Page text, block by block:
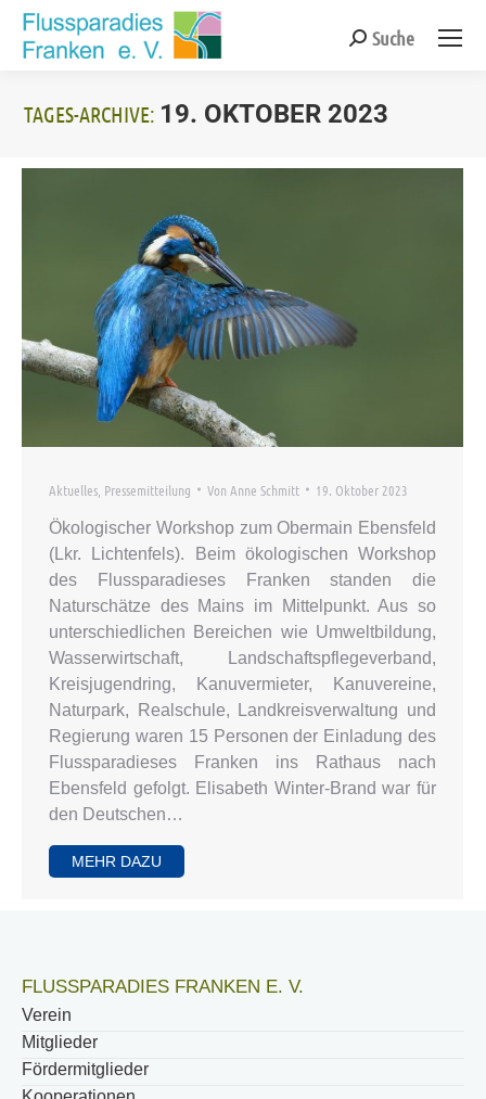
Search:
Suche
TAGES-ARCHIVE: 19. OKTOBER 2023
Sie befinden sich hier:
Aktuelles Pressemitteilung Von Anne Schmitt 19. Oktober 2023
Ökologischer Workshop zum Obermain Ebensfeld
(Lkr. Lichtenfels). Beim ökologischen Workshop
des Flussparadieses Franken standen die
Naturschätze des Mains im Mittelpunkt. Aus so
unterschiedlichen Bereichen wie Umweltbildung,
Wasserwirtschaft, Landschaftspflegeverband,
Kreisjugendring, Kanuvermieter, Kanuvereine,
Naturpark, Realschule, Landkreisverwaltung und
Regierung waren 15 Personen der Einladung des
Flussparadieses Franken ins Rathaus nach
Ebensfeld gefolgt. Elisabeth Winter-Brand war für
den Deutschen…
MEHR DAZU
FLUSSPARADIES FRANKEN E. V.
Verein
Mitglieder
Fördermitglieder